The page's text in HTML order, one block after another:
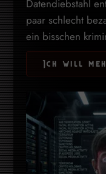
Datendiebstahl
paar schlecht
ein bisschen
Ich will